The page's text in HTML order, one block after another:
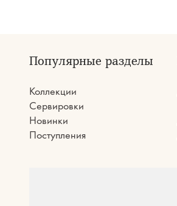
Популярные разделы
Коллекции
Сервировки
Новинки
Поступления